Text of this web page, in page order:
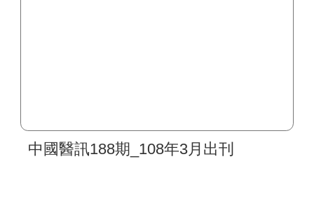
中國醫訊188期_108年3月出刊